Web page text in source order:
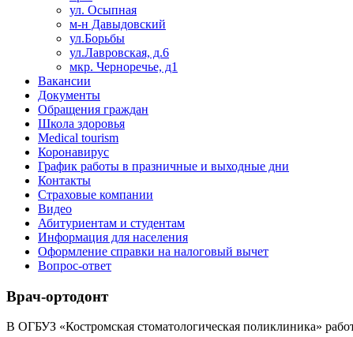
ул. Осыпная
м-н Давыдовский
ул.Борьбы
ул.Лавровская, д.6
мкр. Черноречье, д1
Вакансии
Документы
Обращения граждан
Школа здоровья
Medical tourism
Коронавирус
График работы в празничные и выходные дни
Контакты
Страховые компании
Видео
Абитуриентам и студентам
Информация для населения
Оформление справки на налоговый вычет
Вопрос-ответ
Врач-ортодонт
В ОГБУЗ «Костромская стоматологическая поликлиника»